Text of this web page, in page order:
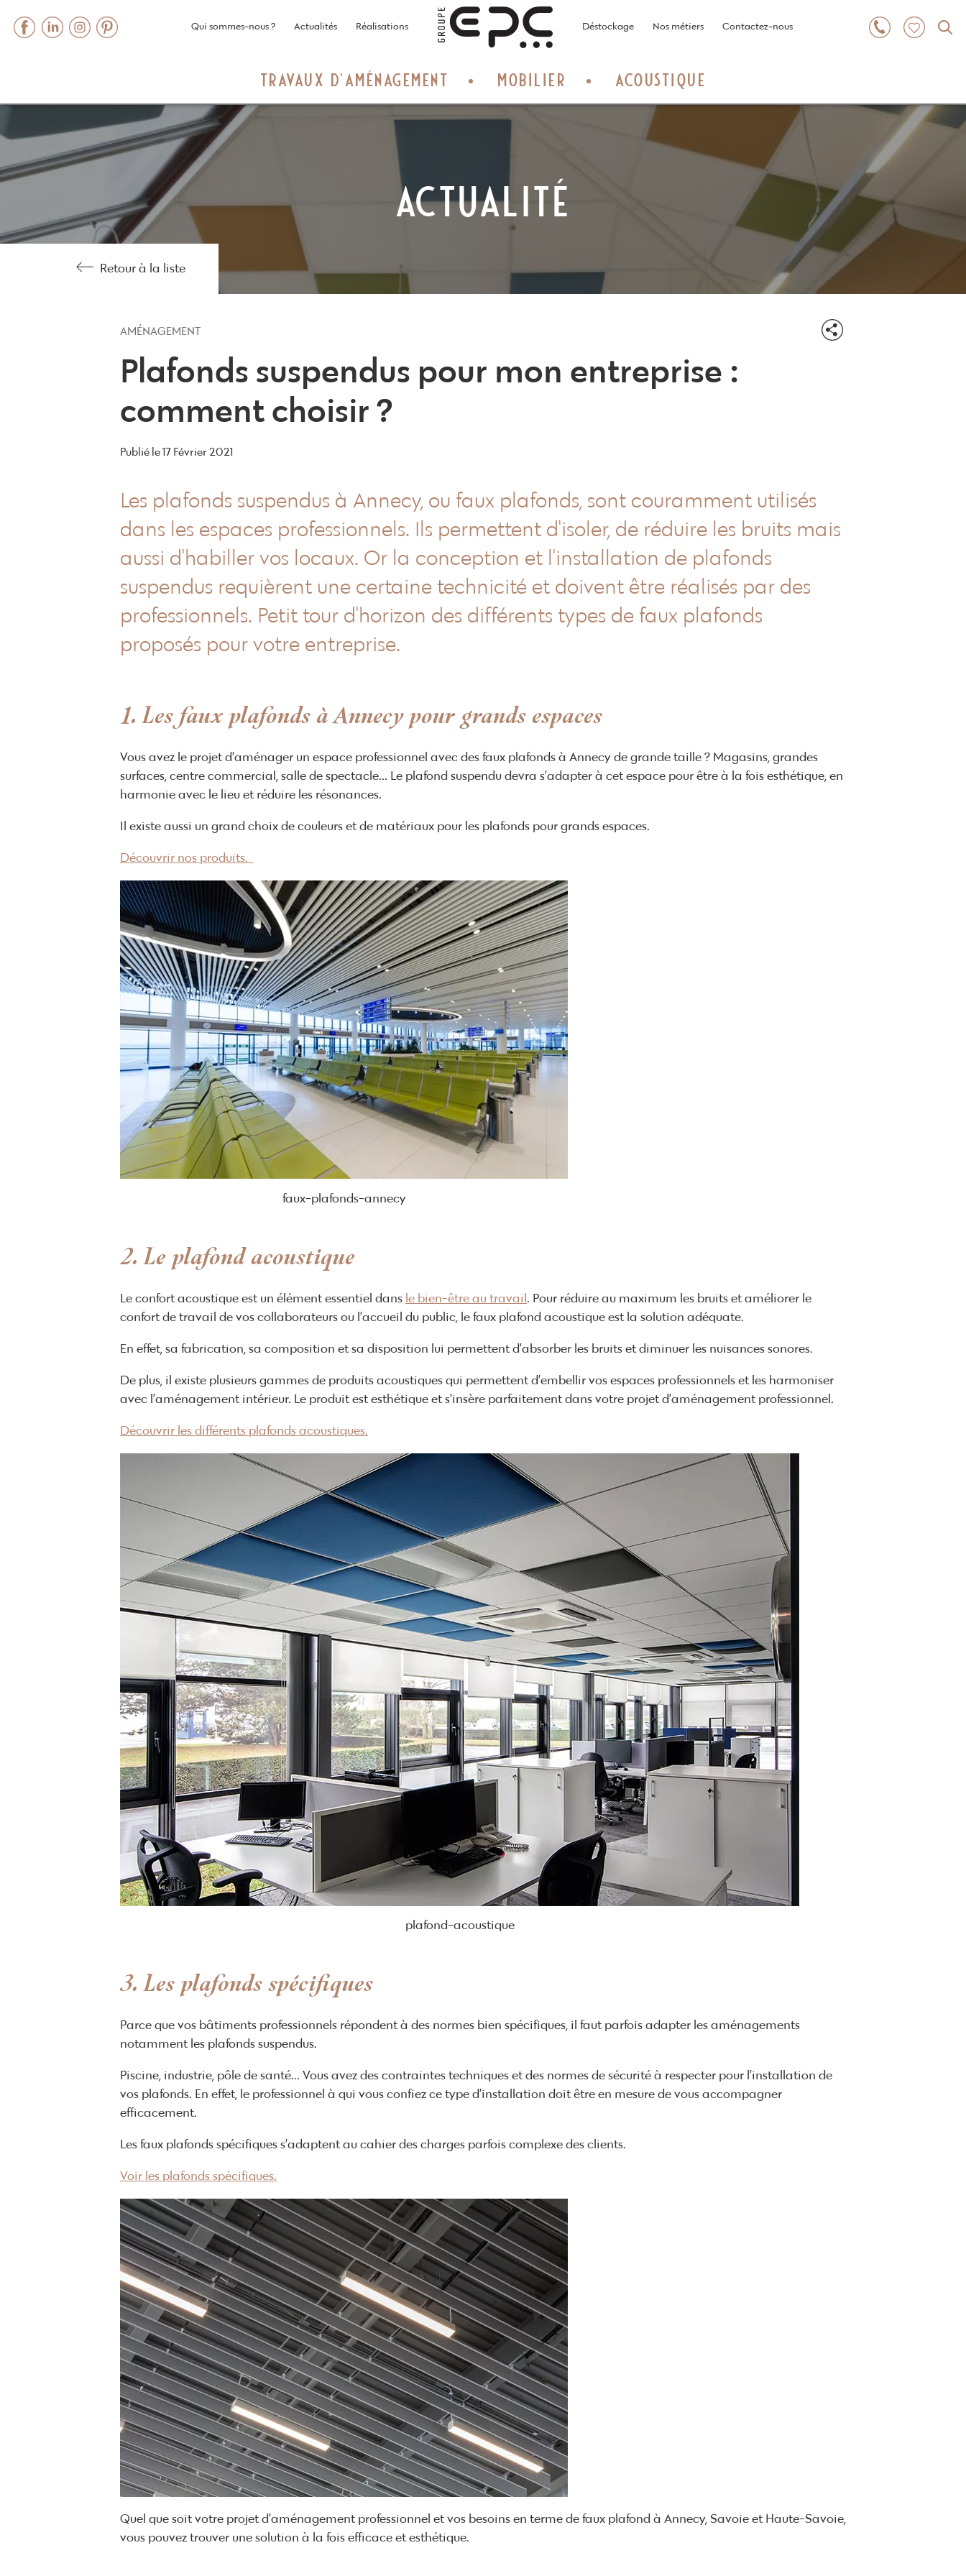
Qui sommes-nous ? Actualités Réalisations
Home
Déstockage Nos métiers Contactez-nous
TRAVAUX D’AMÉNAGEMENT MOBILIER ACOUSTIQUE
ACTUALITÉ
Retour à la liste
AMÉNAGEMENT
Plafonds suspendus pour mon entreprise :
comment choisir ?
Publié le 17 Février 2021
Les plafonds suspendus à Annecy, ou faux plafonds, sont couramment utilisés
dans les espaces professionnels. Ils permettent d'isoler, de réduire les bruits mais
aussi d'habiller vos locaux. Or la conception et l'installation de plafonds
suspendus requièrent une certaine technicité et doivent être réalisés par des
professionnels. Petit tour d'horizon des différents types de faux plafonds
proposés pour votre entreprise.
1. Les faux plafonds à Annecy pour grands espaces
Vous avez le projet d’aménager un espace professionnel avec des faux plafonds à Annecy de grande taille ? Magasins, grandes
surfaces, centre commercial, salle de spectacle... Le plafond suspendu devra s’adapter à cet espace pour être à la fois esthétique, en
harmonie avec le lieu et réduire les résonances.
Il existe aussi un grand choix de couleurs et de matériaux pour les plafonds pour grands espaces.
Découvrir nos produits.
faux-plafonds-annecy
2. Le plafond acoustique
Le confort acoustique est un élément essentiel dans le bien-être au travail . Pour réduire au maximum les bruits et améliorer le
confort de travail de vos collaborateurs ou l’accueil du public, le faux plafond acoustique est la solution adéquate.
En effet, sa fabrication, sa composition et sa disposition lui permettent d’absorber les bruits et diminuer les nuisances sonores.
De plus, il existe plusieurs gammes de produits acoustiques qui permettent d’embellir vos espaces professionnels et les harmoniser
avec l’aménagement intérieur. Le produit est esthétique et s’insère parfaitement dans votre projet d’aménagement professionnel.
Découvrir les différents plafonds acoustiques.
plafond-acoustique
3. Les plafonds spécifiques
Parce que vos bâtiments professionnels répondent à des normes bien spécifiques, il faut parfois adapter les aménagements
notamment les plafonds suspendus.
Piscine, industrie, pôle de santé... Vous avez des contraintes techniques et des normes de sécurité à respecter pour l’installation de
vos plafonds. En effet, le professionnel à qui vous confiez ce type d’installation doit être en mesure de vous accompagner
efficacement.
Les faux plafonds spécifiques s’adaptent au cahier des charges parfois complexe des clients.
Voir les plafonds spécifiques.
Quel que soit votre projet d’aménagement professionnel et vos besoins en terme de faux plafond à Annecy, Savoie et Haute-Savoie,
vous pouvez trouver une solution à la fois efficace et esthétique.